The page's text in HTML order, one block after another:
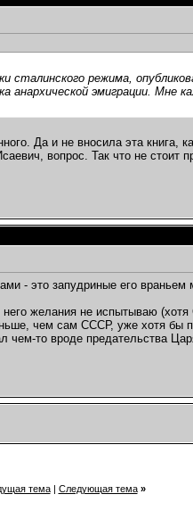
сталинского режима,
эмиграции. Мне
Да и не вносила эта книга,
вопрос. Так что не стоит
- это запудриные его враньем
желания не испытываю
чем сам СССР, уже хотя бы
чем-то вроде предательства
тема| Следующая тема »